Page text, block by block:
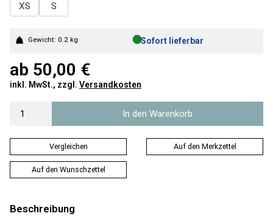
XS S
Gewicht: 0.2 kg ●Sofort lieferbar
ab 50,00 €
inkl. MwSt., zzgl. Versandkosten
In den Warenkorb
Vergleichen Auf den Merkzettel
Auf den Wunschzettel
Beschreibung